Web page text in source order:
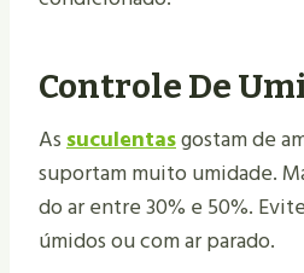
Controle De
Assuculentasgostam de
suportam muito umidade.
do ar entre 30% e 50%.
úmidos ou com ar parado.